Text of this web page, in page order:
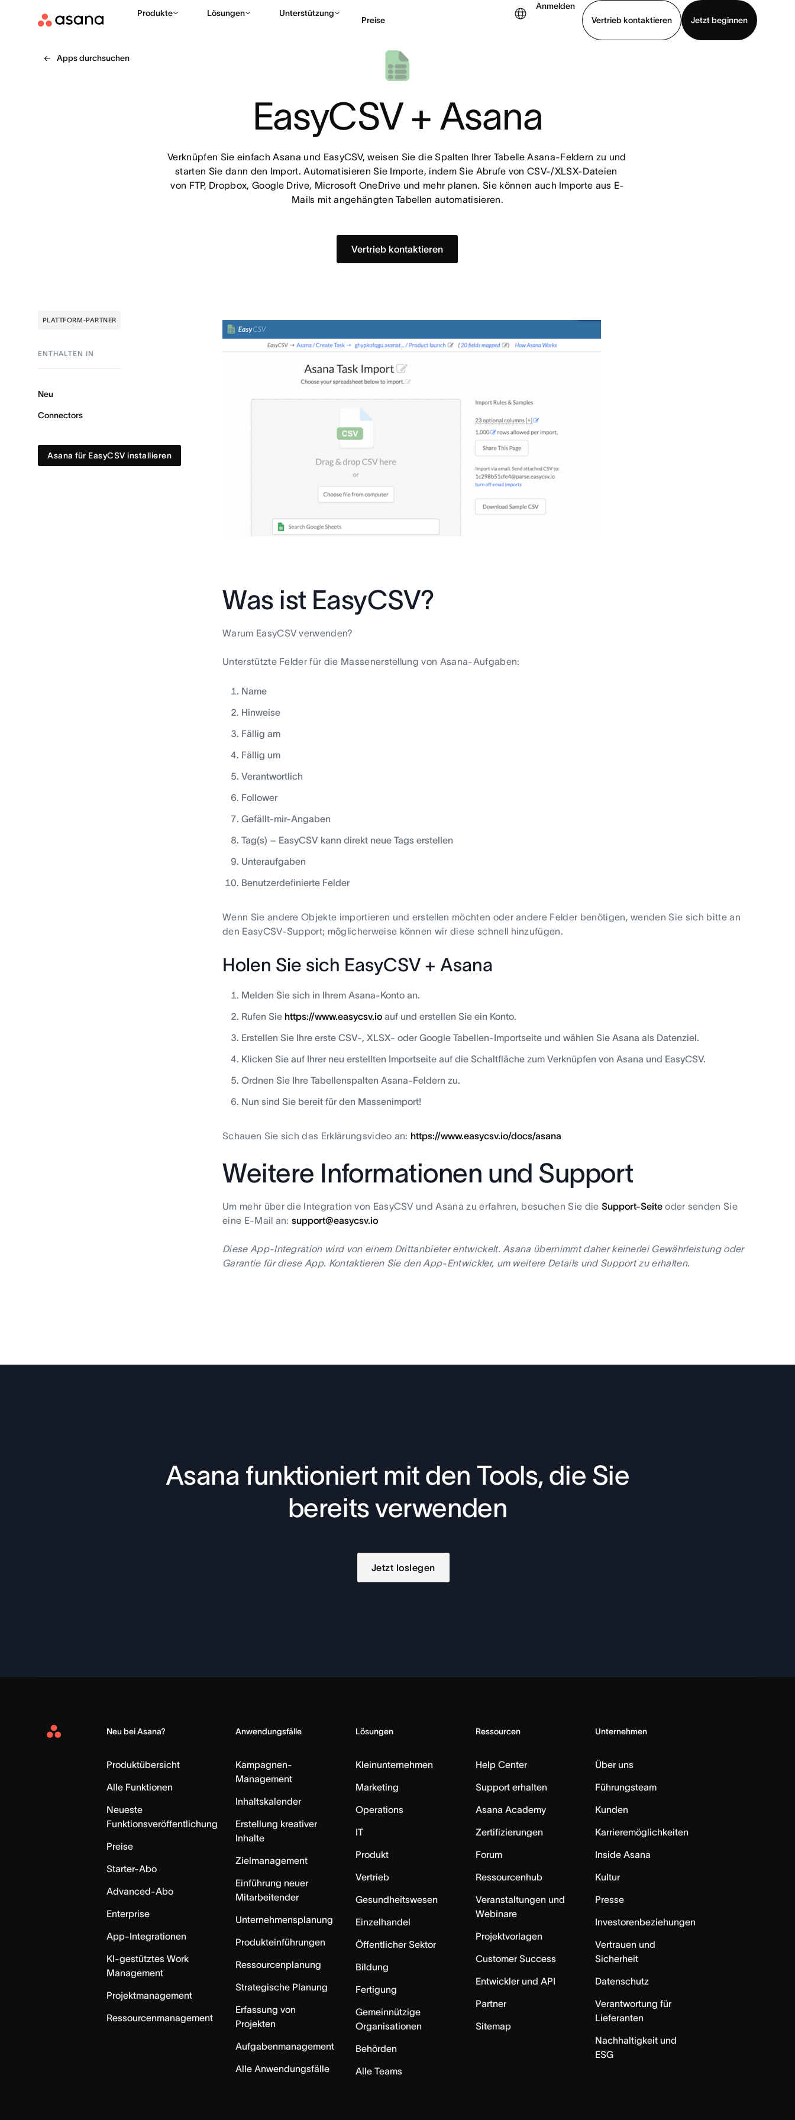
Produkte Lösungen Unterstützung
Preise
Anmelden
Vertrieb kontaktieren
Jetzt beginnen
Apps durchsuchen
EasyCSV + Asana
Verknüpfen Sie einfach Asana und EasyCSV, weisen Sie die Spalten Ihrer Tabelle Asana-Feldern zu und
starten Sie dann den Import. Automatisieren Sie Importe, indem Sie Abrufe von CSV-/XLSX-Dateien
von FTP, Dropbox, Google Drive, Microsoft OneDrive und mehr planen. Sie können auch Importe aus E-
Mails mit angehängten Tabellen automatisieren.
Vertrieb kontaktieren
PLATTFORM-PARTNER
ENTHALTEN IN
Neu
Connectors
Asana für EasyCSV installieren
Was ist EasyCSV?
Warum EasyCSV verwenden?
Unterstützte Felder für die Massenerstellung von Asana-Aufgaben:
Name
Hinweise
Fällig am
Fällig um
Verantwortlich
Follower
Gefällt-mir-Angaben
Tag(s) – EasyCSV kann direkt neue Tags erstellen
Unteraufgaben
Benutzerdefinierte Felder
Wenn Sie andere Objekte importieren und erstellen möchten oder andere Felder benötigen, wenden Sie sich bitte an
den EasyCSV-Support; möglicherweise können wir diese schnell hinzufügen.
Holen Sie sich EasyCSV + Asana
Melden Sie sich in Ihrem Asana-Konto an.
Rufen Sie https://www.easycsv.io auf und erstellen Sie ein Konto.
Erstellen Sie Ihre erste CSV-, XLSX- oder Google Tabellen-Importseite und wählen Sie Asana als Datenziel.
Klicken Sie auf Ihrer neu erstellten Importseite auf die Schaltfläche zum Verknüpfen von Asana und EasyCSV.
Ordnen Sie Ihre Tabellenspalten Asana-Feldern zu.
Nun sind Sie bereit für den Massenimport!
Schauen Sie sich das Erklärungsvideo an: https://www.easycsv.io/docs/asana
Weitere Informationen und Support
Um mehr über die Integration von EasyCSV und Asana zu erfahren, besuchen Sie die Support-Seiteoder senden Sie
eine E-Mail an:support@easycsv.io
Diese App-Integration wird von einem Drittanbieter entwickelt. Asana übernimmt daher keinerlei Gewährleistung oder
Garantie für diese App. Kontaktieren Sie den App-Entwickler, um weitere Details und Support zu erhalten.
Asana funktioniert mit den Tools, die Sie
bereits verwenden
Jetzt loslegen
Asana
Neu bei Asana?
Produktübersicht
Alle Funktionen
Neueste
Funktionsveröffentlichung
Preise
Starter-Abo
Advanced-Abo
Enterprise
App-Integrationen
KI-gestütztes Work
Management
Projektmanagement
Ressourcenmanagement
Anwendungsfälle
Kampagnen-
Management
Inhaltskalender
Erstellung kreativer
Inhalte
Zielmanagement
Einführung neuer
Mitarbeitender
Unternehmensplanung
Produkteinführungen
Ressourcenplanung
Strategische Planung
Erfassung von
Projekten
Aufgabenmanagement
Alle Anwendungsfälle
Lösungen
Kleinunternehmen
Marketing
Operations
IT
Produkt
Vertrieb
Gesundheitswesen
Einzelhandel
Öffentlicher Sektor
Bildung
Fertigung
Gemeinnützige
Organisationen
Behörden
Alle Teams
Ressourcen
Help Center
Support erhalten
Asana Academy
Zertifizierungen
Forum
Ressourcenhub
Veranstaltungen und
Webinare
Projektvorlagen
Customer Success
Entwickler und API
Partner
Sitemap
Unternehmen
Über uns
Führungsteam
Kunden
Karrieremöglichkeiten
Inside Asana
Kultur
Presse
Investorenbeziehungen
Vertrauen und
Sicherheit
Datenschutz
Verantwortung für
Lieferanten
Nachhaltigkeit und
ESG